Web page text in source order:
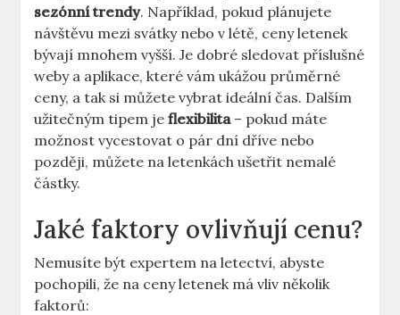
sezónní trendy. Například, pokud plánujete
návštěvu mezi svátky nebo v létě, ceny letenek
bývají mnohem vyšší. Je dobré sledovat příslušné
weby a aplikace, které vám ukážou průměrné
ceny, a tak si můžete vybrat ideální čas. Dalším
užitečným tipem jeflexibilita– pokud máte
možnost vycestovat o pár dní dříve nebo
později, můžete na letenkách ušetřit nemalé
částky.
Jaké faktory ovlivňují cenu?
Nemusíte být expertem na letectví, abyste
pochopili, že na ceny letenek má vliv několik
faktorů: